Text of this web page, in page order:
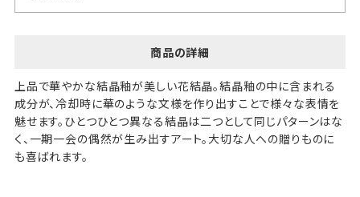
商品の詳細
上品で華やかな結晶釉が美しい花結晶。結晶釉の中に含まれる
成分が、冷却時に華のような文様を作り出すことで様々な表情を
魅せます。ひとつひとつ異なる結晶は二つとして同じパターンはな
く、一期一会の偶然が生み出すアート。大切な人への贈りものに
も喜ばれます。